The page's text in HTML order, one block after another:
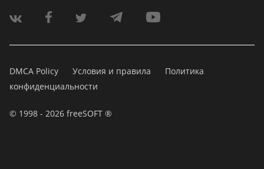
DMCA Policy Условия и правила
Политика
конфиденциальности
© 1998 - 2026 freeSOFT ®